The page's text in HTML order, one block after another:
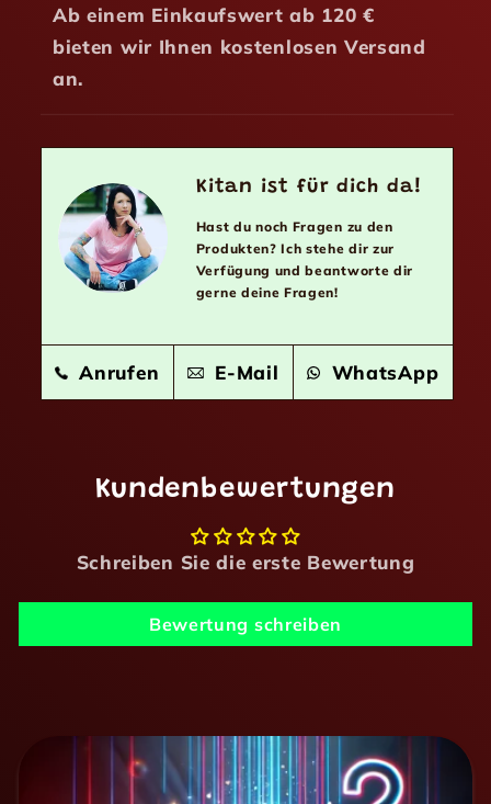
Ab einem Einkaufswert ab 120 €
bieten wir Ihnen kostenlosen Versand
an.
Kitan ist für dich da!
Hast du noch Fragen zu den
Produkten? Ich stehe dir zur
Verfügung und beantworte dir
gerne deine Fragen!
Anrufen E-Mail WhatsApp
Kundenbewertungen
Schreiben Sie die erste Bewertung
Bewertung schreiben